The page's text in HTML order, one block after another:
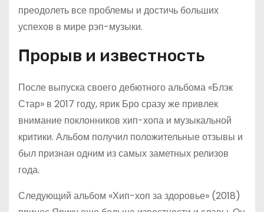
преодолеть все проблемы и достичь больших
успехов в мире рэп-музыки.
Прорыв и известность
После выпуска своего дебютного альбома «Блэк
Стар» в 2017 году, ярик Бро сразу же привлек
внимание поклонников хип-хопа и музыкальной
критики. Альбом получил положительные отзывы и
был признан одним из самых заметных релизов
года.
Следующий альбом «Хип-хоп за здоровье» (2018)